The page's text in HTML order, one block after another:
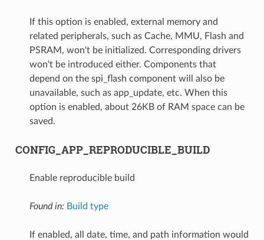
If this option is enabled, external memory and
related peripherals, such as Cache, MMU, Flash and
PSRAM, won't be initialized. Corresponding drivers
won't be introduced either. Components that
depend on the spi_flash component will also be
unavailable, such as app_update, etc. When this
option is enabled, about 26KB of RAM space can be
saved.
CONFIG_APP_REPRODUCIBLE_BUILD
Enable reproducible build
Found in: Build type
If enabled, all date, time, and path information would